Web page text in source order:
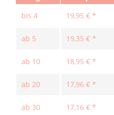
bis 4 19,95 € *
ab 5 19,35 € *
ab 10 18,95 € *
ab 20 17,96 € *
ab 30 17,16 € *